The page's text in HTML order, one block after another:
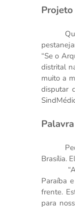
“Se o
distrital
muito a
disputar
Brasília.
“As
Paraíba
frente.
para